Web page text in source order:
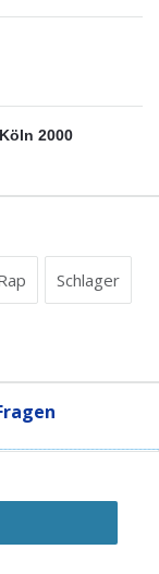
2000
Schlager